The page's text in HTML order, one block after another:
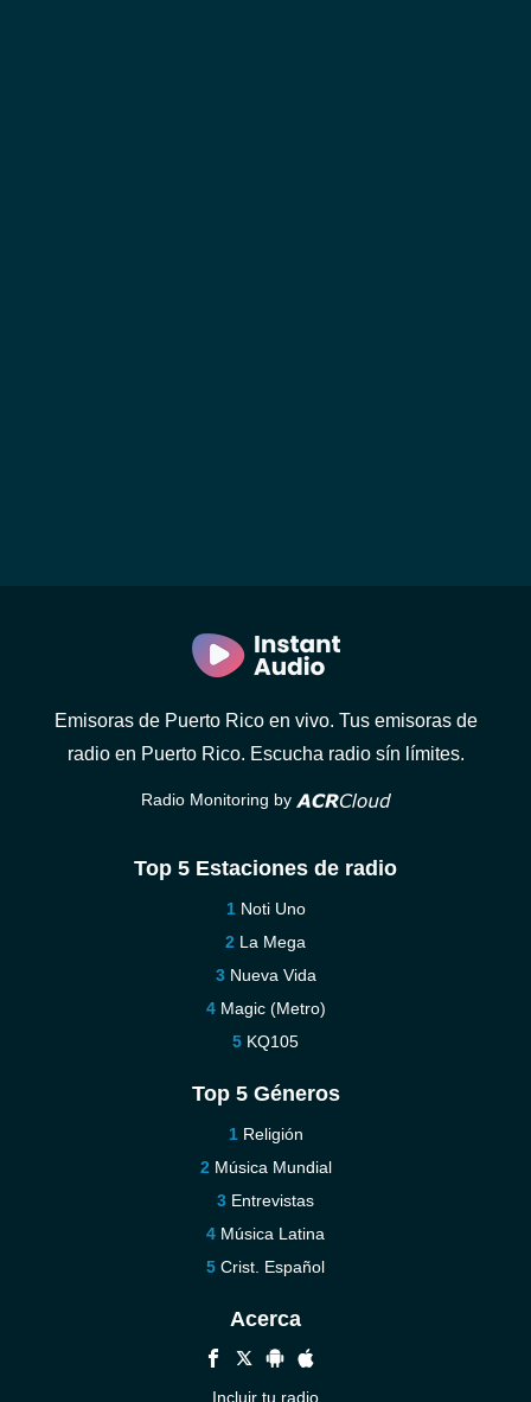
Emisoras de Puerto Rico en vivo. Tus emisoras de
radio en Puerto Rico. Escucha radio sín límites.
Radio Monitoring by
Top 5 Estaciones de radio
Noti Uno
La Mega
Nueva Vida
Magic (Metro)
KQ105
Top 5 Géneros
Religión
Música Mundial
Entrevistas
Música Latina
Crist. Español
Acerca
Incluir tu radio